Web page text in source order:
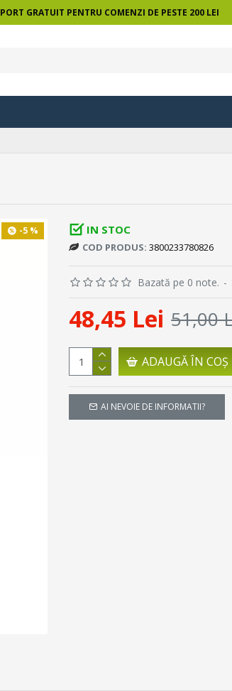
GRATUIT PENTRU COMENZI DE PESTE 200 LEI
-5 % IN STOC
COD PRODUS: 3800233780826
Bazată pe 0 note. -
48,45 Lei 51,00
ADAUGĂ ÎN COŞ
AI NEVOIE DE INFORMATII?